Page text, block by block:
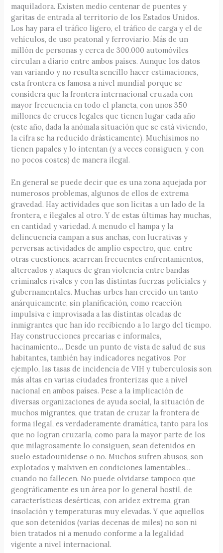
maquiladora. Existen medio centenar de puentes y
garitas de entrada al territorio de los Estados Unidos.
Los hay para el tráfico ligero, el tráfico de carga y el de
vehículos, de uso peatonal y ferroviario. Más de un
millón de personas y cerca de 300.000 automóviles
circulan a diario entre ambos países. Aunque los datos
van variando y no resulta sencillo hacer estimaciones,
esta frontera es famosa a nivel mundial porque se
considera que la frontera internacional cruzada con
mayor frecuencia en todo el planeta, con unos 350
millones de cruces legales que tienen lugar cada año
(este año, dada la anómala situación que se está viviendo,
la cifra se ha reducido drásticamente). Muchísimos no
tienen papales y lo intentan (y a veces consiguen, y con
no pocos costes) de manera ilegal.
En general se puede decir que es una zona aquejada por
numerosos problemas, algunos de ellos de extrema
gravedad. Hay actividades que son lícitas a un lado de la
frontera, e ilegales al otro. Y de estas últimas hay muchas,
en cantidad y variedad. A menudo el hampa y la
delincuencia campan a sus anchas, con lucrativas y
perversas actividades de amplio espectro, que, entre
otras cuestiones, acarrean frecuentes enfrentamientos,
altercados y ataques de gran violencia entre bandas
criminales rivales y con las distintas fuerzas policiales y
gubernamentales. Muchas urbes han crecido un tanto
anárquicamente, sin planificación, como reacción
impulsiva e improvisada a las distintas oleadas de
inmigrantes que han ido recibiendo a lo largo del tiempo.
Hay construcciones precarias e informales,
hacinamiento… Desde un punto de vista de salud de sus
habitantes, también hay indicadores negativos. Por
ejemplo, las tasas de incidencia de VIH y tuberculosis son
más altas en varias ciudades fronterizas que a nivel
nacional en ambos países. Pese a la implicación de
diversas organizaciones de ayuda social, la situación de
muchos migrantes, que tratan de cruzar la frontera de
forma ilegal, es verdaderamente dramática, tanto para los
que no logran cruzarla, como para la mayor parte de los
que milagrosamente lo consiguen, sean detenidos en
suelo estadounidense o no. Muchos sufren abusos, son
explotados y malviven en condiciones lamentables…
cuando no fallecen. No puede olvidarse tampoco que
geográficamente es un área por lo general hostil, de
características desérticas, con aridez extrema, gran
insolación y temperaturas muy elevadas. Y que aquellos
que son detenidos (varias decenas de miles) no son ni
bien tratados ni a menudo conforme a la legalidad
vigente a nivel internacional.